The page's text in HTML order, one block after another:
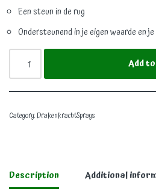
Een steun in de rug
Ondersteunend in je eigen waarde en
Add
Category: DrakenkrachtSprays
Description
Additional